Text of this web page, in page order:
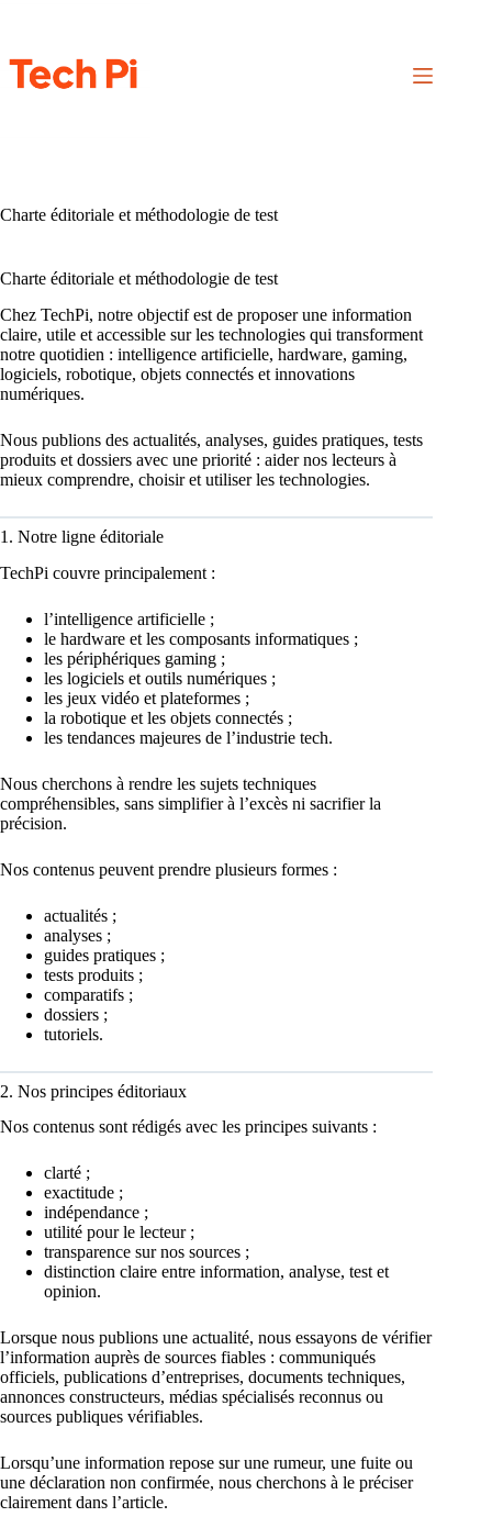
Charte éditoriale et méthodologie de test
Charte éditoriale et méthodologie de test
Chez TechPi, notre objectif est de proposer une information
claire, utile et accessible sur les technologies qui transforment
notre quotidien : intelligence artificielle, hardware, gaming,
logiciels, robotique, objets connectés et innovations
numériques.
Nous publions des actualités, analyses, guides pratiques, tests
produits et dossiers avec une priorité : aider nos lecteurs à
mieux comprendre, choisir et utiliser les technologies.
1. Notre ligne éditoriale
TechPi couvre principalement :
l’intelligence artificielle ;
le hardware et les composants informatiques ;
les périphériques gaming ;
les logiciels et outils numériques ;
les jeux vidéo et plateformes ;
la robotique et les objets connectés ;
les tendances majeures de l’industrie tech.
Nous cherchons à rendre les sujets techniques
compréhensibles, sans simplifier à l’excès ni sacrifier la
précision.
Nos contenus peuvent prendre plusieurs formes :
actualités ;
analyses ;
guides pratiques ;
tests produits ;
comparatifs ;
dossiers ;
tutoriels.
2. Nos principes éditoriaux
Nos contenus sont rédigés avec les principes suivants :
clarté ;
exactitude ;
indépendance ;
utilité pour le lecteur ;
transparence sur nos sources ;
distinction claire entre information, analyse, test et
opinion.
Lorsque nous publions une actualité, nous essayons de vérifier
l’information auprès de sources fiables : communiqués
officiels, publications d’entreprises, documents techniques,
annonces constructeurs, médias spécialisés reconnus ou
sources publiques vérifiables.
Lorsqu’une information repose sur une rumeur, une fuite ou
une déclaration non confirmée, nous cherchons à le préciser
clairement dans l’article.